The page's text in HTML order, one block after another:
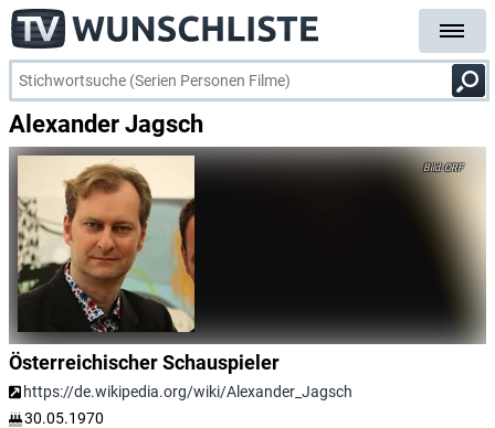
Alexander Jagsch
ORF
Österreichischer Schauspieler
https://de.wikipedia.org/wiki/Alexander_Jagsch
30.05.1970